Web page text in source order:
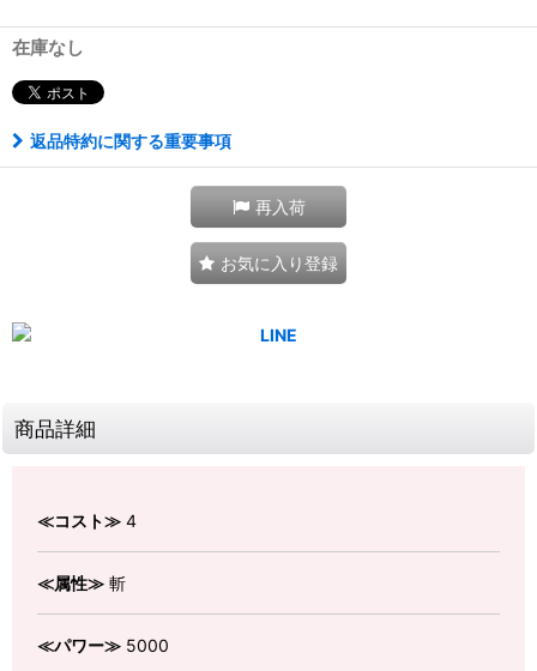
在庫なし
返品特約に関する重要事項
再入荷
お気に入り登録
商品詳細
≪コスト≫ 4
≪属性≫ 斬
≪パワー≫ 5000